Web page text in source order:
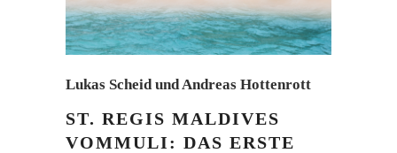
Lukas Scheid und Andreas Hottenrott
ST. REGIS MALDIVES
VOMMULI: DAS ERSTE